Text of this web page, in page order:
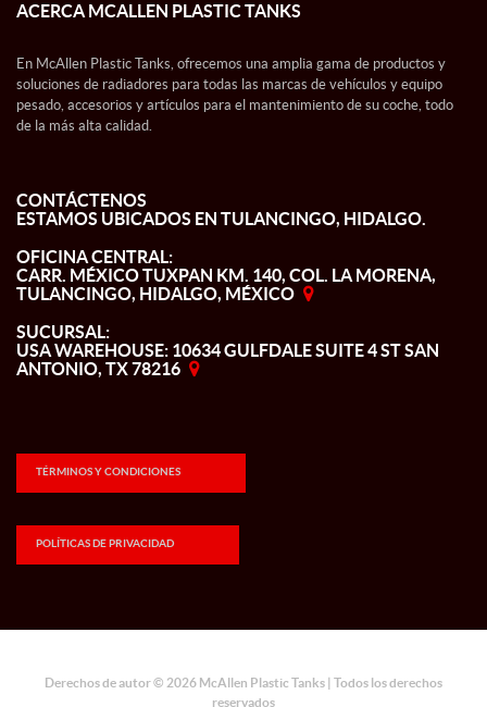
ACERCA MCALLEN PLASTIC TANKS
En McAllen Plastic Tanks, ofrecemos una amplia gama de productos y
soluciones de radiadores para todas las marcas de vehículos y equipo
pesado, accesorios y artículos para el mantenimiento de su coche, todo
de la más alta calidad.
CONTÁCTENOS
ESTAMOS UBICADOS EN TULANCINGO, HIDALGO.
OFICINA CENTRAL:
CARR. MÉXICO TUXPAN KM. 140, COL. LA MORENA,
TULANCINGO, HIDALGO, MÉXICO
SUCURSAL:
USA WAREHOUSE: 10634 GULFDALE SUITE 4 ST SAN
ANTONIO, TX 78216
TÉRMINOS Y CONDICIONES
POLÍTICAS DE PRIVACIDAD
Derechos de autor © 2026 McAllen Plastic Tanks | Todos los derechos
reservados